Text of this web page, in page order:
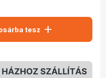
tesz add